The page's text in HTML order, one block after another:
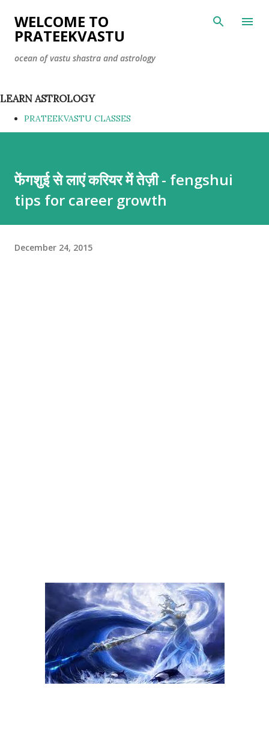
Skip to main content
WELCOME TO
PRATEEKVASTU
ocean of vastu shastra and astrology
LEARN ASTROLOGY
PRATEEKVASTU CLASSES
फेंगशुई से लाएं करियर में तेज़ी - fengshui
tips for career growth
December 24, 2015